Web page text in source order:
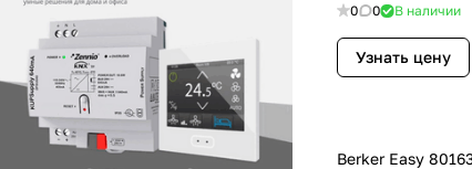
0 0 В наличии
Узнать цену
Berker Easy